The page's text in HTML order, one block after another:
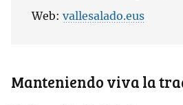
Web: vallesalado.eus
Manteniendo viva la